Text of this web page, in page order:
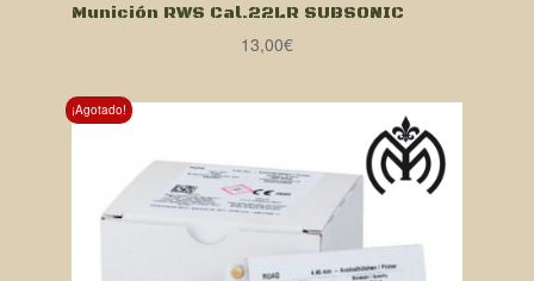
Munición RWS Cal.22LR SUBSONIC
13,00€
¡Agotado!